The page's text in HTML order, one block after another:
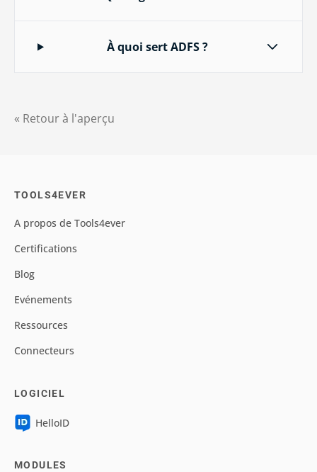
« Retour à l'aperçu
À quoi sert ADFS ?
TOOLS4EVER
A propos de Tools4ever
Certifications
Blog
Evénements
Ressources
Connecteurs
LOGICIEL
HelloID
MODULES